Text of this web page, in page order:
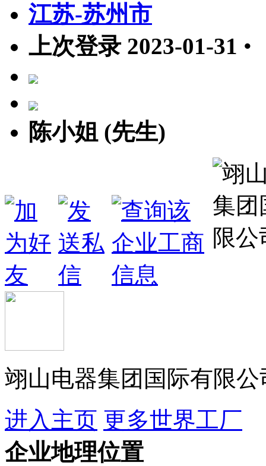
江苏-苏州市
上次登录 2023-01-31 •
陈小姐 (先生)
翊山电器集团国际有限公
进入主页 更多世界工厂
企业地理位置